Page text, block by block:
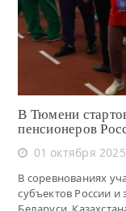
В Тюмени
пенсионеров
01 октября 2025
В соревнованиях
субъектов России